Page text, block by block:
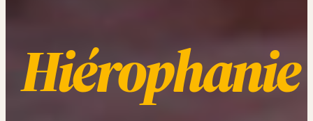
Hiérophanie